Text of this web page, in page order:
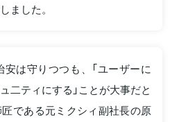
ました。
は守りつつも、「ユーザーに
二ティにする」ことが大事だと
である元ミクシィ副社長の原